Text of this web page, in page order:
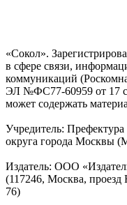
«Сокол».
в сфере связи,
коммуникаций
ЭЛ №ФС77-60959 от 17
может содержать
Учредитель:
округа города Москвы
Издатель: ООО
(117246, Москва,
76)